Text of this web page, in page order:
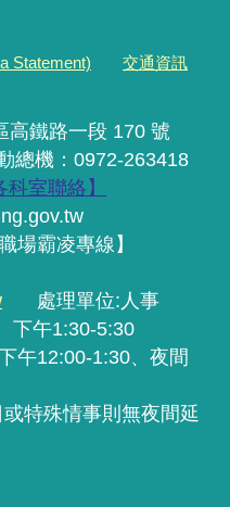
Statement) 交通資訊
高鐵路一段 170 號
總機 ：0972-263418
科室聯絡】
場霸凌專線】
處理單位:人事
下午1:30-5:30
午12:00-1:30、夜間
特殊情事則無夜間延